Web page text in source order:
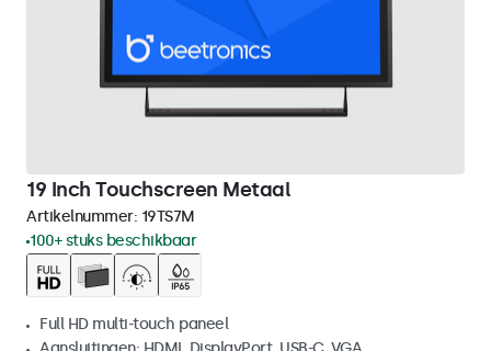
19 Inch Touchscreen Metaal
Artikelnummer: 19TS7M
100+ stuks beschikbaar
Full HD multi-touch paneel